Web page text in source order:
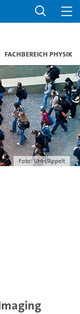
Fachbereich Physik
Foto: UHH/Appelt